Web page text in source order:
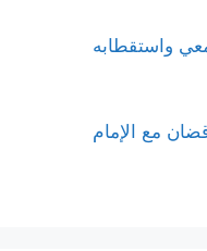
واستقطابه
مع الإمام